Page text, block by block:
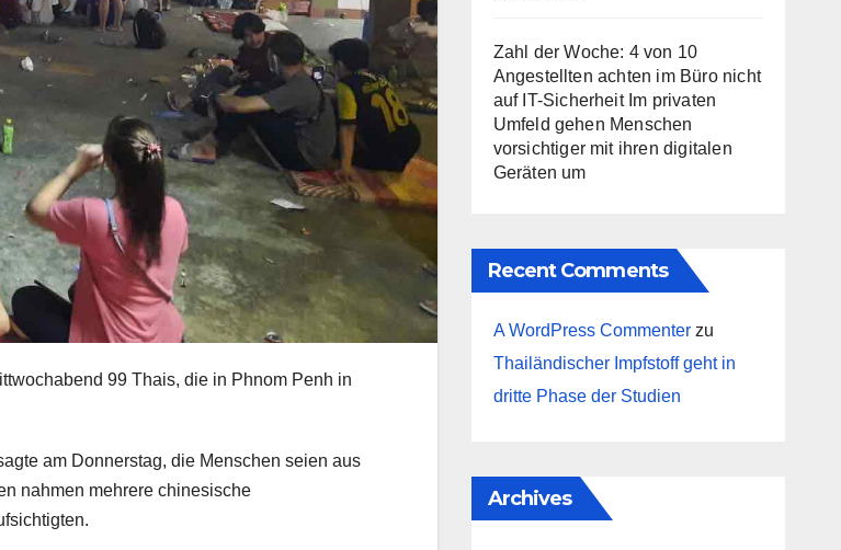
99 Thais, die in Phnom Penh in
am Donnerstag, die Menschen seien aus
nahmen mehrere chinesische
Zahl der Woche: 4 von 10
Angestellten achten im Büro nicht
auf IT-Sicherheit Im privaten
Umfeld gehen Menschen
vorsichtiger mit ihren digitalen
Geräten um
Recent Comments
A WordPress Commenterzu
Thailändischer Impfstoff geht in
dritte Phase der Studien
Archives